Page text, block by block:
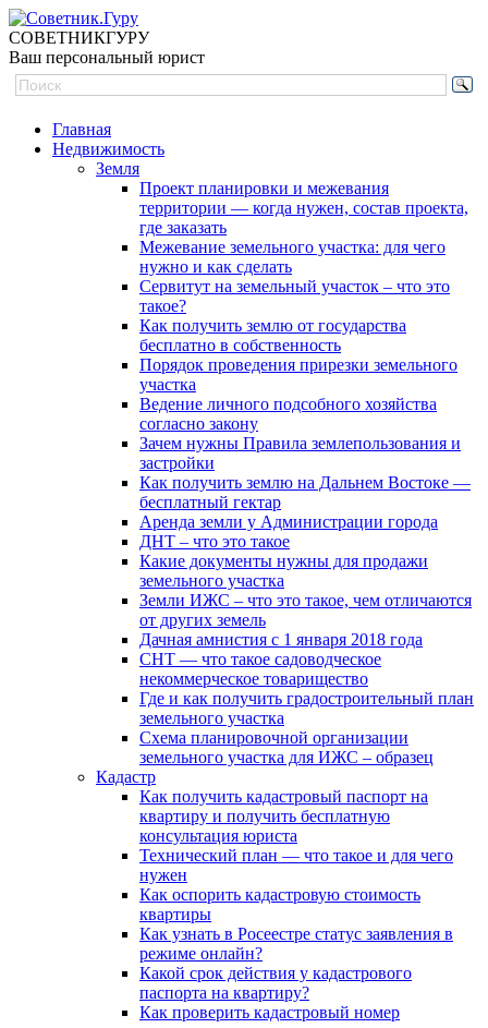
СОВЕТНИКГУРУ
Ваш персональный юрист
Главная
Недвижимость
Земля
Проект планировки и межевания
территории — когда нужен, состав проекта,
где заказать
Межевание земельного участка: для чего
нужно и как сделать
Сервитут на земельный участок – что это
такое?
Как получить землю от государства
бесплатно в собственность
Порядок проведения прирезки земельного
участка
Ведение личного подсобного хозяйства
согласно закону
Зачем нужны Правила землепользования и
застройки
Как получить землю на Дальнем Востоке —
бесплатный гектар
Аренда земли у Администрации города
ДНТ – что это такое
Какие документы нужны для продажи
земельного участка
Земли ИЖС – что это такое, чем отличаются
от других земель
Дачная амнистия с 1 января 2018 года
СНТ — что такое садоводческое
некоммерческое товарищество
Где и как получить градостроительный план
земельного участка
Схема планировочной организации
земельного участка для ИЖС – образец
Кадастр
Как получить кадастровый паспорт на
квартиру и получить бесплатную
консультация юриста
Технический план — что такое и для чего
нужен
Как оспорить кадастровую стоимость
квартиры
Как узнать в Росеестре статус заявления в
режиме онлайн?
Какой срок действия у кадастрового
паспорта на квартиру?
Как проверить кадастровый номер